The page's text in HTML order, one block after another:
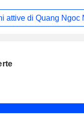
attive di Quang Ngoc